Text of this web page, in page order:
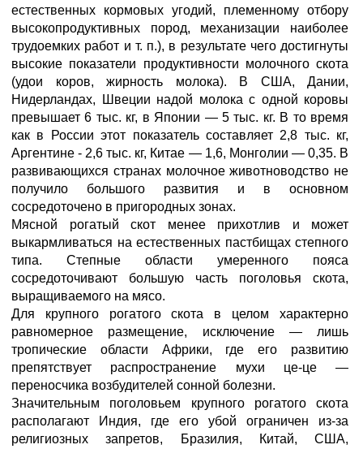
естественных кормовых угодий, племенному отбору
высокопродуктивных пород, механизации наиболее
трудоемких работ и т. п.), в результате чего достигнуты
высокие показатели продуктивности молочного скота
(удои коров, жирность молока). В США, Дании,
Нидерландах, Швеции надой молока с одной коровы
превышает 6 тыс. кг, в Японии — 5 тыс. кг. В то время
как в России этот показатель составляет 2,8 тыс. кг,
Аргентине - 2,6 тыс. кг, Китае — 1,6, Монголии — 0,35. В
развивающихся странах молочное животноводство не
получило большого развития и в основном
сосредоточено в пригородных зонах.
Мясной рогатый скот менее прихотлив и может
выкармливаться на естественных пастбищах степного
типа. Степные области умеренного пояса
сосредоточивают большую часть поголовья скота,
выращиваемого на мясо.
Для крупного рогатого скота в целом характерно
равномерное размещение, исключение — лишь
тропические области Африки, где его развитию
препятствует распространение мухи це-це —
переносчика возбудителей сонной болезни.
Значительным поголовьем крупного рогатого скота
располагают Индия, где его убой ограничен из-за
религиозных запретов, Бразилия, Китай, США,